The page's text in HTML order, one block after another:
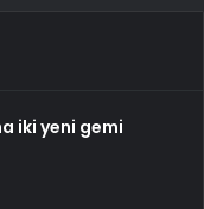
iki yeni gemi